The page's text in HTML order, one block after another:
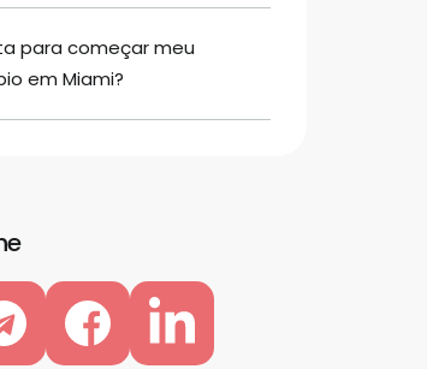
para começar meu
em Miami?